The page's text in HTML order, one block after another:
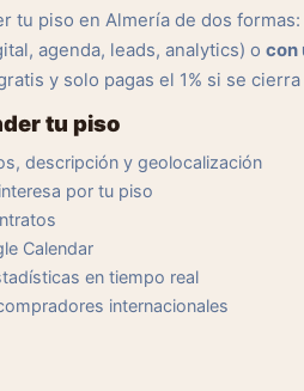
tu piso en Almería de dos formas:
agenda, leads, analytics) o con
y solo pagas el 1% si se
tu piso
descripción y geolocalización
por tu piso
Calendar
en tiempo real
internacionales